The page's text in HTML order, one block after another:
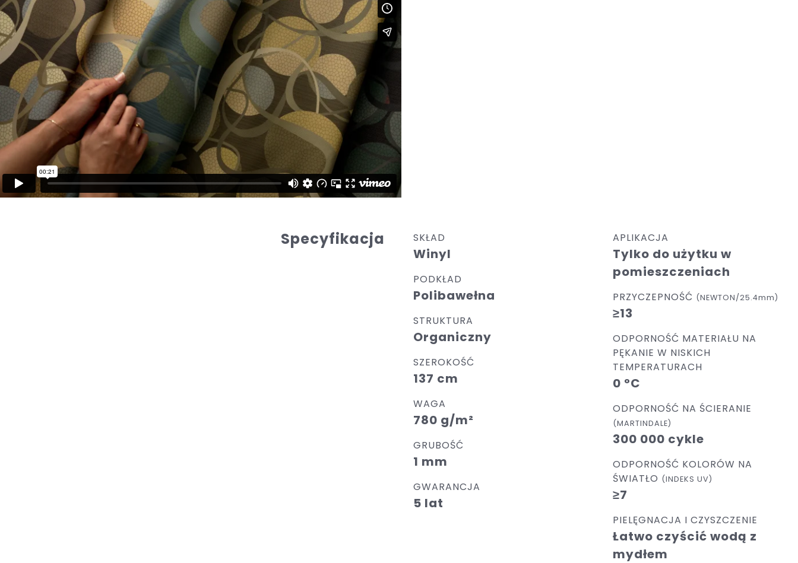
Specyfikacja SKŁAD
Winyl
PODKŁAD
Polibawełna
STRUKTURA
Organiczny
SZEROKOŚĆ
137 cm
WAGA
780 g/m²
GRUBOŚĆ
1 mm
GWARANCJA
5 lat
APLIKACJA
Tylko do użytku w
pomieszczeniach
PRZYCZEPNOŚĆ (NEWTON/25.4mm)
≥13
ODPORNOŚĆ MATERIAŁU NA
PĘKANIE W NISKICH
TEMPERATURACH
0 °C
ODPORNOŚĆ NA ŚCIERANIE
(MARTINDALE)
300 000 cykle
ODPORNOŚĆ KOLORÓW NA
ŚWIATŁO (INDEKS UV)
≥7
PIELĘGNACJA I CZYSZCZENIE
Łatwo czyścić wodą z
mydłem